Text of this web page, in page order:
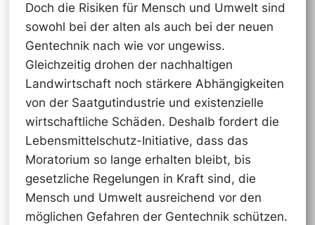
Doch die Risiken für Mensch und Umwelt sind
sowohl bei der alten als auch bei der neuen
Gentechnik nach wie vor ungewiss.
Gleichzeitig drohen der nachhaltigen
Landwirtschaft noch stärkere Abhängigkeiten
von der Saatgutindustrie und existenzielle
wirtschaftliche Schäden. Deshalb fordert die
Lebensmittelschutz-Initiative, dass das
Moratorium so lange erhalten bleibt, bis
gesetzliche Regelungen in Kraft sind, die
Mensch und Umwelt ausreichend vor den
möglichen Gefahren der Gentechnik schützen.